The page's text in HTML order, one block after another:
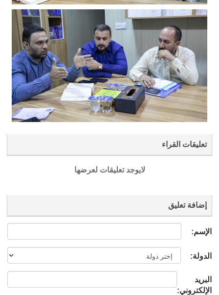
تعليقات القراء
لايوجد تعليقات لعرضها
إضافة تعليق
الإسم:
الدولة:
البريد
الإلكتروني: